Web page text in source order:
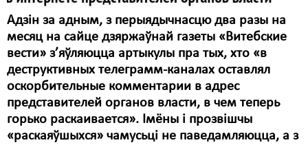
Адзін за адным, з перыядычнасцю два разы на
месяц на сайце дзяржаўнай газеты «Витебские
вести» з’яўляюцца артыкулы пра тых, хто «в
деструктивных телеграмм-каналах оставлял
оскорбительные комментарии в адрес
представителей органов власти, в чем теперь
горько раскаивается». Імёны і прозвішчы
«раскаяўшыхся» чамусьці не паведамляюцца, а з
Мігранты
Мірныя сходы
Палітвязьні
Праваабаронцы
Правы дзіцяці